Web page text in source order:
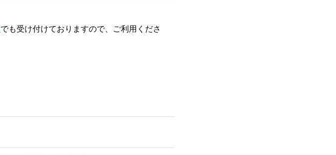
でも受け付けておりますので、ご利用くださ